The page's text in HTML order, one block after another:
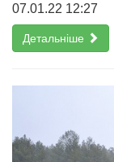
07.01.22 12:27
Детальніше